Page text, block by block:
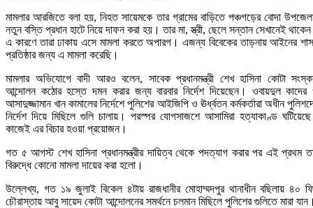
মামলার আরজিতে বলা হয়, নিহত সায়েমকে তার গ্রামের বাড়িতে পঞ্চগড়ের বোদা
নতুন বস্তি প্রধান হাটে নিয়ে দাফন করা হয়। তার মা, স্ত্রী, ছেলে সন্তান সেখানেই
এ কারণে তারা ঢাকায় এসে মামলা করতে অপারগ। এজন্য বিবেকের তাড়নায় আইনের
প্রতিষ্ঠার জন্য এ মামলা করেছি।
মামলার অভিযোগে বাদী আরও বলেন, সাবেক প্রধানমন্ত্রী শেখ হাসিনা কোটা
আন্দোলন কঠোর হস্তে দমন করার জন্য বারবার নির্দেশ দিয়েছেন। ওবায়দুল কাদের
আসাদুজ্জামান খান কামালের নির্দেশে পুলিশের আইজিপি ও ঊর্ধ্বতন কর্মকর্তারা অধীন
নির্দেশ দিয়ে মিছিলে গুলি চালায়। পরস্পর যোগসাজশে আসামিরা হত্যাকাণ্ড
কাজেই এর বিচার হওয়া প্রয়োজন।
গত ৫ আগস্ট শেখ হাসিনা প্রধানমন্ত্রীর দায়িত্ব থেকে পদত্যাগ করার পর এই প্রথম
বিরুদ্ধে কোনো মামলা দায়ের করা হলো।
উল্লেখ্য, গত ১৯ জুলাই বিকেল ৪টায় রাজধানীর মোহাম্মদপুর থানাধীন বছিলায় ৪০
চৌরাস্তায় আবু সায়েদ কোটা আন্দোলনের সমর্থনে চলমান মিছিলে পুলিশের গুলিতে মারা